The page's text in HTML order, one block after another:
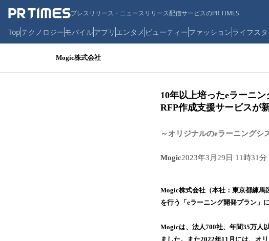
プレスリリース・ニュースリリース配信サービスのPR TIMES
Topテクノロジーモバイルアプリ エンタメ ビューティーファッションライフス
Mogic株式会社
10年以上培ったeラーニ
RFP作成支援サービスが
～オリジナルのeラーニングシ
Mogic2023年3月29日 11時31分
Mogic株式会社（本社：東京都練馬
を行う「eラーニング開発プラン」
Mogicは、法人700社、年間35万人
ました。また2022年11月には、オ